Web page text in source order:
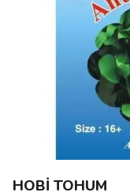
HOBİ TOHUM